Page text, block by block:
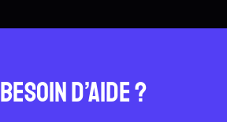
Besoin d’aide ?